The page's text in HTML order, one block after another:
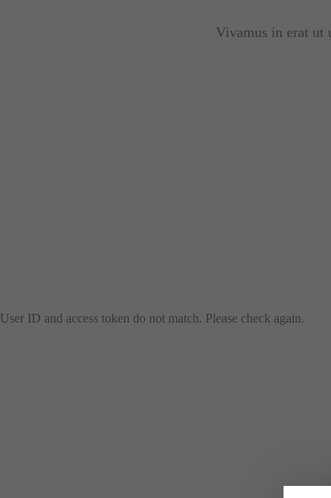
Vivamus in erat ut
User ID and access token do not match. Please check again.